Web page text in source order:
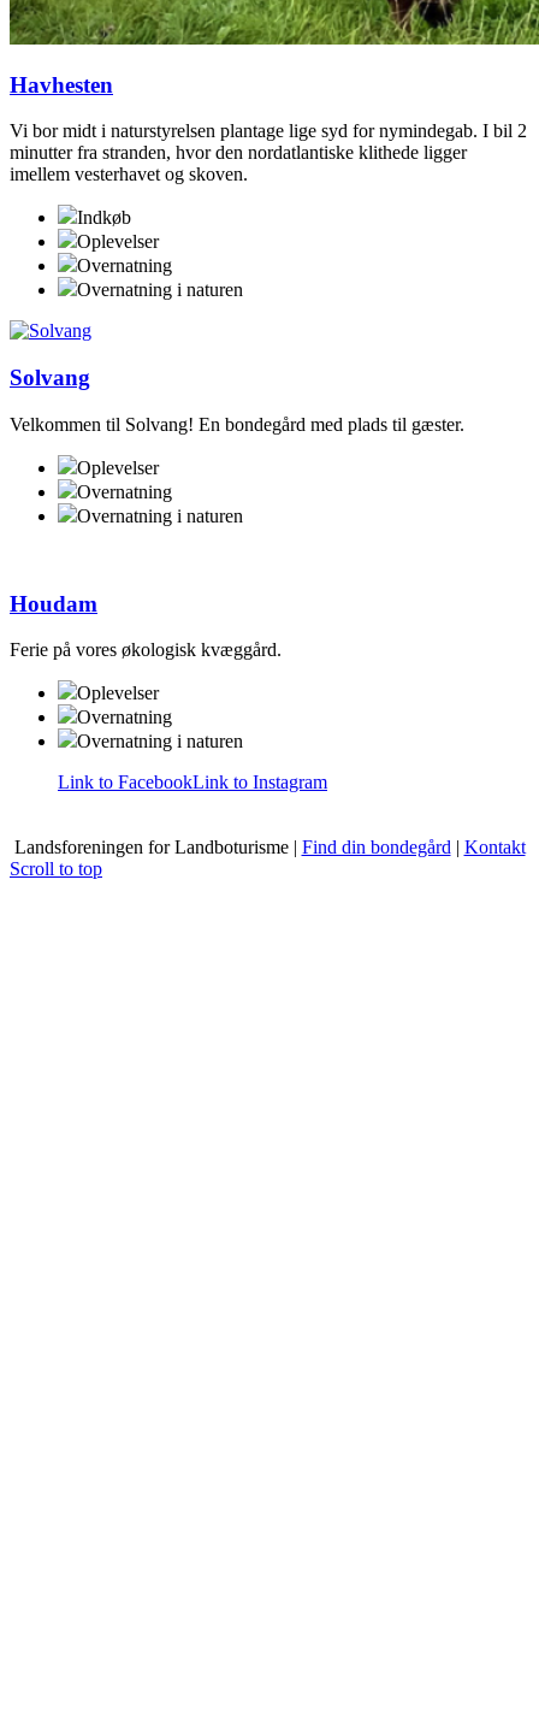
Havhesten
Vi bor midt i naturstyrelsen plantage lige syd for nymindegab. I bil 2
minutter fra stranden, hvor den nordatlantiske klithede ligger
imellem vesterhavet og skoven.
Indkøb
Oplevelser
Overnatning
Overnatning i naturen
Solvang
Velkommen til Solvang! En bondegård med plads til gæster.
Oplevelser
Overnatning
Overnatning i naturen
Houdam
Ferie på vores økologisk kvæggård.
Oplevelser
Overnatning
Overnatning i naturen
Link to FacebookLink to Instagram
Landsforeningen for Landboturisme | Find din bondegård | Kontakt
Scroll to top